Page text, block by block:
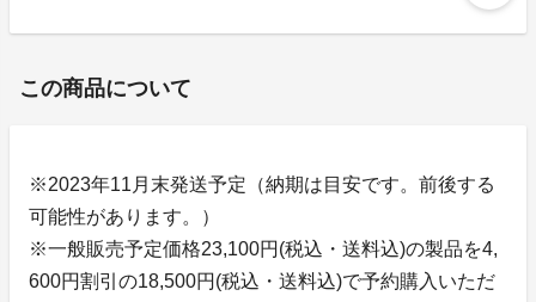
この商品について
※2023年11月末発送予定（納期は目安です。前後する
可能性があります。）
※一般販売予定価格23,100円(税込・送料込)の製品を4,
600円割引の18,500円(税込・送料込)で予約購入いただ